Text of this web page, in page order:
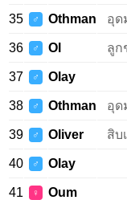
35 ♂ Othman อุ
36 ♂ Ol ลูก
37 ♂ Olay
38 ♂ Othman อุ
39 ♂ Oliver สิบ
40 ♂ Olay
41 ♀ Oum